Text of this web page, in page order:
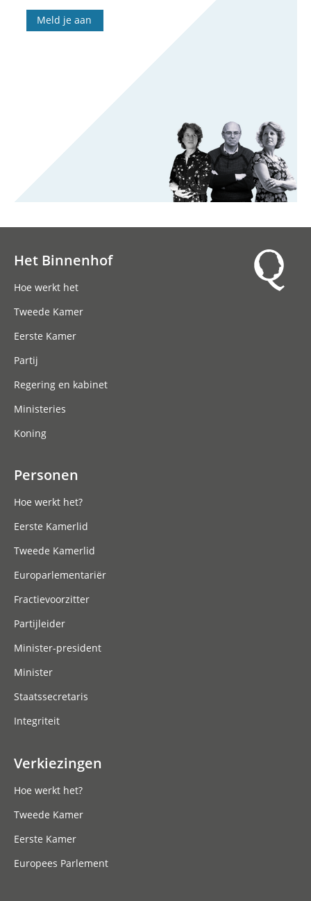
Meld je aan
Het Binnenhof
Hoe werkt het
Tweede Kamer
Eerste Kamer
Partij
Regering en kabinet
Ministeries
Koning
Personen
Hoe werkt het?
Eerste Kamerlid
Tweede Kamerlid
Europarlementariër
Fractievoorzitter
Partijleider
Minister-president
Minister
Staatssecretaris
Integriteit
Verkiezingen
Hoe werkt het?
Tweede Kamer
Eerste Kamer
Europees Parlement